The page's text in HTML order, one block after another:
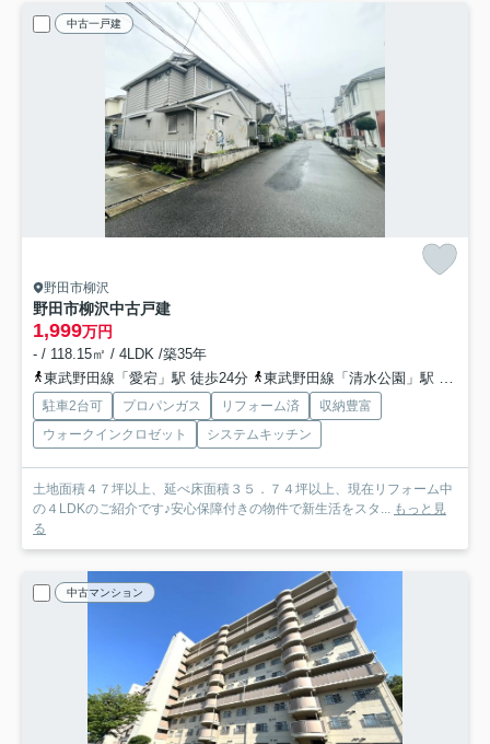
中古一戸建
野田市柳沢
野田市柳沢中古戸建
1,999万円
- / 118.15㎡ / 4LDK /築35年
東武野田線「愛宕」駅 徒歩24分
東武野田線「清水公園」駅 徒歩29分
駐車2台可 プロパンガス リフォーム済
収納豊富
ウォークインクロゼット
システムキッチン
土地面積４７坪以上、延べ床面積３５．７４坪以上、現在リフォーム中
の４LDKのご紹介です♪安心保障付きの物件で新生活をスタ... もっと見
る
中古マンション